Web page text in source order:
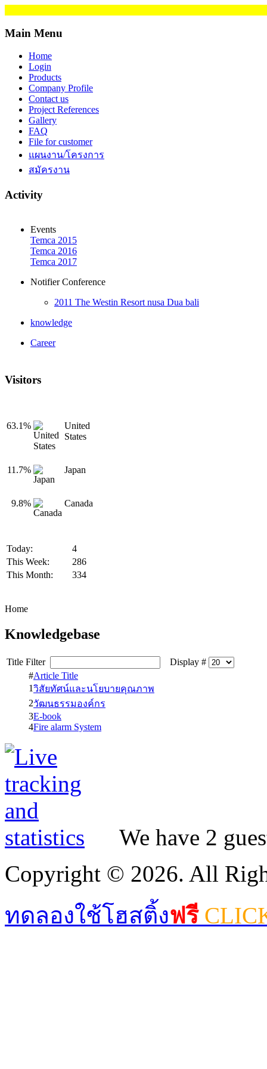
Main Menu
Home
Login
Products
Company Profile
Contact us
Project References
Gallery
FAQ
File for customer
แผนงาน/โครงการ
สมัครงาน
Activity
Events
Temca 2015
Temca 2016
Temca 2017
Notifier Conference
2011 The Westin Resort nusa Dua bali
knowledge
Career
Visitors
63.1%
United
States
11.7% Japan
9.8% Canada
Today:
4
This Week:
286
This Month:
334
Home
Knowledgebase
Title Filter
Display #
#Article Title
1วิสัยทัศน์และนโยบายคุณภาพ
2วัฒนธรรมองค์กร
3E-book
4Fire alarm System
We have 2
Copyright © 2026. All
ทดลองใช้โฮสติ้งฟรี